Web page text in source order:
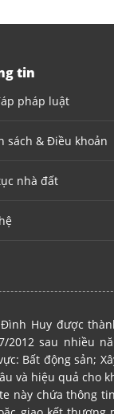
tin
pháp luật
sách & Điều khoản
nhà đất
Huy được
2012 sau nhiều
Bất động sản;
và hiệu quả cho
này chứa thông